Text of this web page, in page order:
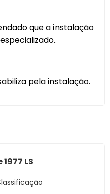
que a instalação
pela instalação.
LS